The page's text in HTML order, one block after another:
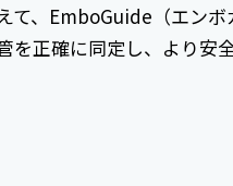
て、EmboGuide（エン
正確に同定し、より安